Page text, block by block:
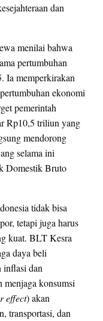
dan
menilai bahwa
pertumbuhan
Ia memperkirakan
ekonomi
pemerintah
Rp10,5 triliun yang
mendorong
selama ini
Domestik Bruto
tidak bisa
tetapi juga harus
kuat. BLT Kesra
daya beli
inflasi dan
menjaga konsumsi
effect) akan
transportasi, dan